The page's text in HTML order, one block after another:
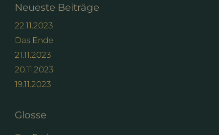
Neueste Beiträge
22.11.2023
Das Ende
21.11.2023
20.11.2023
19.11.2023
Glosse